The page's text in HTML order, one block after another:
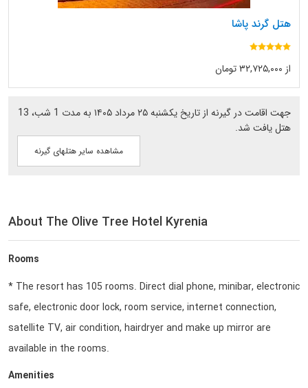
هتل گرند پاشا
از ۳۲,۷۲۵,۰۰۰ تومان
جهت اقامت در گیرنه از تاریخ یکشنبه ۲۵ مرداد ۱۴۰۵ به مدت 1 شب، 13
هتل یافت شد.
مشاهده سایر هتلهای گیرنه
About The Olive Tree Hotel Kyrenia
Rooms
* The resort has 105 rooms. Direct dial phone, minibar, electronic
safe, electronic door lock, room service, internet connection,
satellite TV, air condition, hairdryer and make up mirror are
available in the rooms.
Amenities